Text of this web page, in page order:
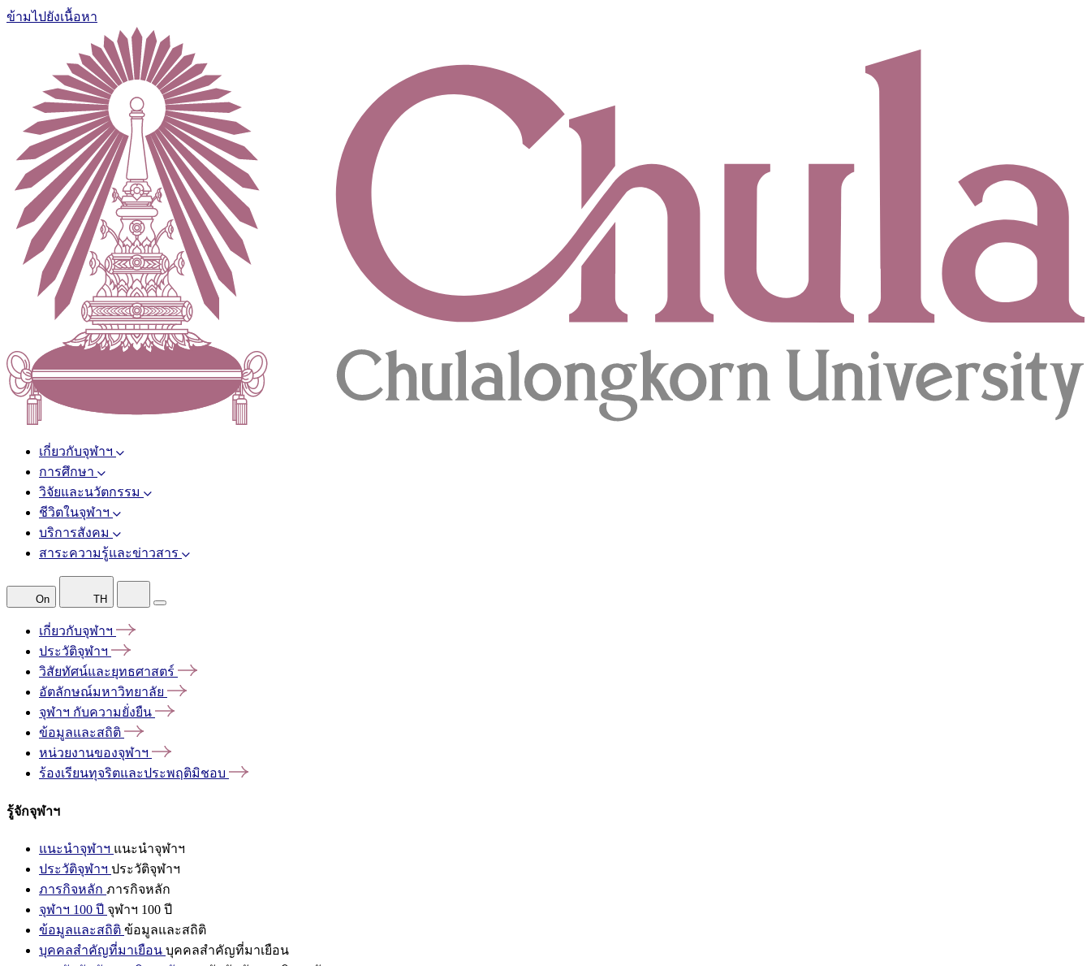
ข้ามไปยังเนื้อหา
เกี่ยวกับจุฬาฯ
การศึกษา
วิจัยและนวัตกรรม
ชีวิตในจุฬาฯ
บริการสังคม
สาระความรู้และข่าวสาร
On TH
เกี่ยวกับจุฬาฯ
ประวัติจุฬาฯ
วิสัยทัศน์และยุทธศาสตร์
อัตลักษณ์มหาวิทยาลัย
จุฬาฯ กับความยั่งยืน
ข้อมูลและสถิติ
หน่วยงานของจุฬาฯ
ร้องเรียนทุจริตและประพฤติมิชอบ
รู้จักจุฬาฯ
แนะนำจุฬาฯ แนะนำจุฬาฯ
ประวัติจุฬาฯ ประวัติจุฬาฯ
ภารกิจหลัก ภารกิจหลัก
จุฬาฯ 100 ปี จุฬาฯ 100 ปี
ข้อมูลและสถิติ ข้อมูลและสถิติ
บุคคลสำคัญที่มาเยือน บุคคลสำคัญที่มาเยือน